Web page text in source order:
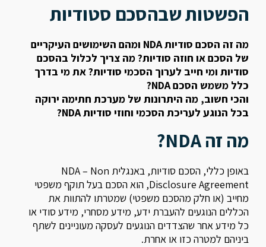
הפשטות שבהסכם סטודיות
מה זה הסכם סודיות NDA ומהם השימושים העיקריים
של הסכם או חוזה סודיות? מה צריך לכלול בהסכם
סודיות ומי חייב לערוך הסכמי סודיות? את מי בדרך
כלל משמש הסכם NDA?
והכי חשוב, מה היתרונות של מערכת חתימה ירוקה
בכל הנוגע לעריכת הסכמי וחוזי סודיות NDA?
מה זה NDA?
באופן כללי, הסכם סודיות, באנגלית NDA – Non
Disclosure Agreement, הוא הסכם בעל תוקף משפטי
מחייב (או חלק מהסכם משפטי) שמטרתו להתוות את
הכללים הנוגעים להעברת ידע, מידע מסחרי, מידע סודי או
כל מידע אחר שהצדדים הנוגעים לעסקה מעוניינים לשתף
ביניהם למטרה כזו או אחרת.